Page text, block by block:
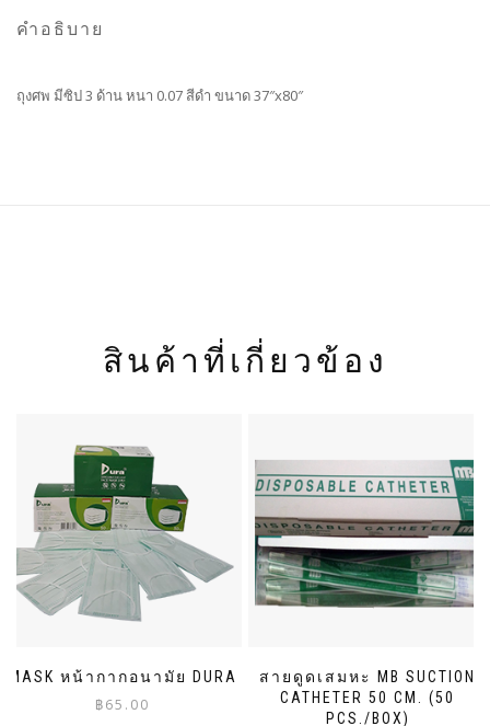
คำอธิบาย
ถุงศพ มีซิป 3 ด้าน หนา 0.07 สีดำ ขนาด 37″x80″
สินค้าที่เกี่ยวข้อง
MASK หน้ากากอนามัย DURA
฿65.00
สายดูดเสมหะ MB SUCTION
CATHETER 50 CM. (50
PCS./BOX)